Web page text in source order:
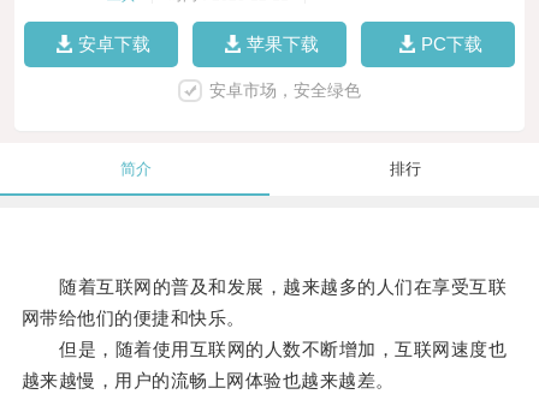
安卓下载 苹果下载 PC下载
安卓市场，安全绿色
简介 排行
随着互联网的普及和发展，越来越多的人们在享受互联
网带给他们的便捷和快乐。
但是，随着使用互联网的人数不断增加，互联网速度也
越来越慢，用户的流畅上网体验也越来越差。